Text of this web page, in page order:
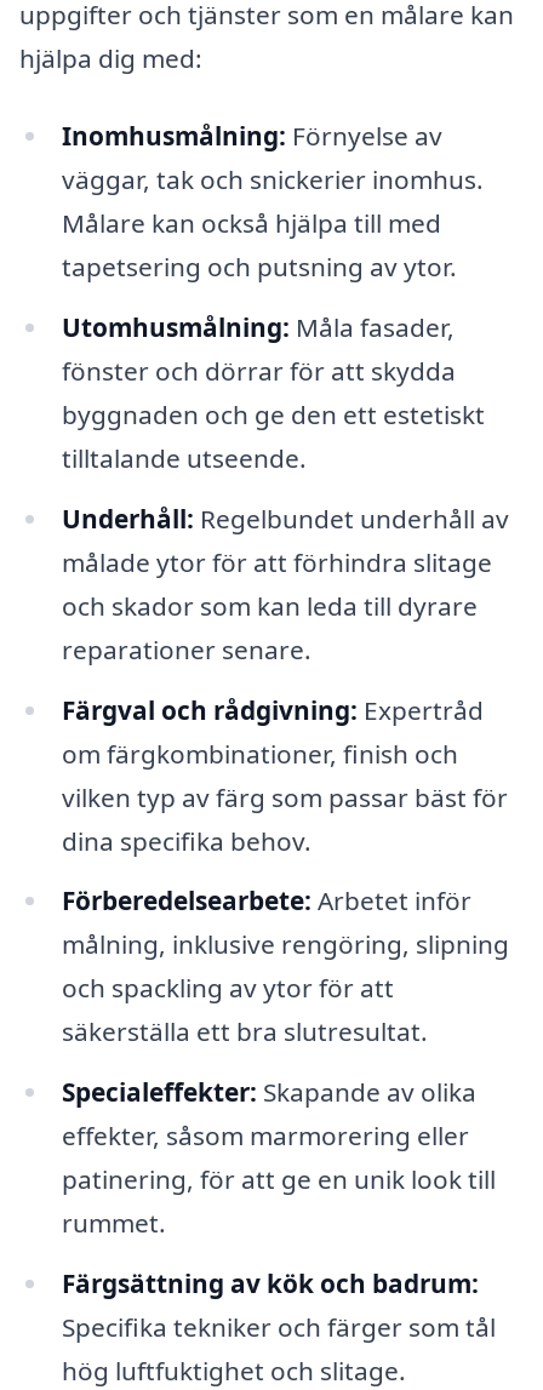
uppgifter och tjänster som en målare kan
hjälpa dig med:
Inomhusmålning: Förnyelse av
väggar, tak och snickerier inomhus.
Målare kan också hjälpa till med
tapetsering och putsning av ytor.
Utomhusmålning: Måla fasader,
fönster och dörrar för att skydda
byggnaden och ge den ett estetiskt
tilltalande utseende.
Underhåll: Regelbundet underhåll av
målade ytor för att förhindra slitage
och skador som kan leda till dyrare
reparationer senare.
Färgval och rådgivning: Expertråd
om färgkombinationer, finish och
vilken typ av färg som passar bäst för
dina specifika behov.
Förberedelsearbete: Arbetet inför
målning, inklusive rengöring, slipning
och spackling av ytor för att
säkerställa ett bra slutresultat.
Specialeffekter: Skapande av olika
effekter, såsom marmorering eller
patinering, för att ge en unik look till
rummet.
Färgsättning av kök och badrum:
Specifika tekniker och färger som tål
hög luftfuktighet och slitage.